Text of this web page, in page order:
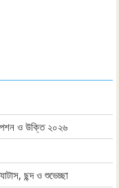
ও উক্তি ২০২৬
ছন্দ ও শুভেচ্ছা